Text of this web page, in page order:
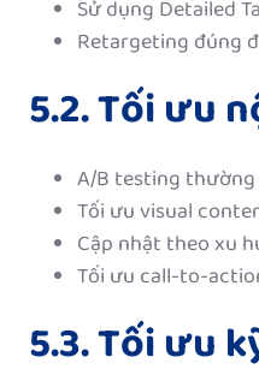
Sử dụng Detailed
Retargeting đúng
5.2. Tối ưu
A/B testing
Tối ưu visual
Cập nhật theo xu
Tối ưu call-to-
5.3. Tối ưu